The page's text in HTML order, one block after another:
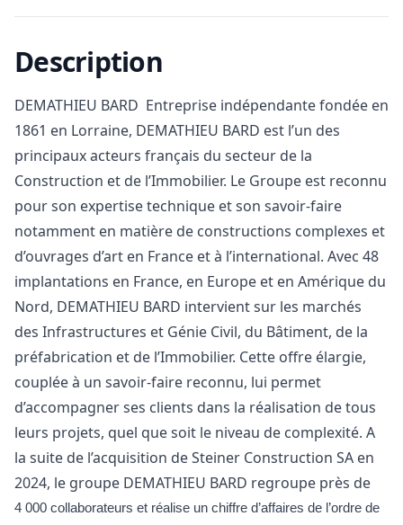
Description
DEMATHIEU BARD Entreprise indépendante fondée en
1861 en Lorraine, DEMATHIEU BARD est l’un des
principaux acteurs français du secteur de la
Construction et de l’Immobilier. Le Groupe est reconnu
pour son expertise technique et son savoir-faire
notamment en matière de constructions complexes et
d’ouvrages d’art en France et à l’international. Avec 48
implantations en France, en Europe et en Amérique du
Nord, DEMATHIEU BARD intervient sur les marchés
des Infrastructures et Génie Civil, du Bâtiment, de la
préfabrication et de l’Immobilier. Cette offre élargie,
couplée à un savoir-faire reconnu, lui permet
d’accompagner ses clients dans la réalisation de tous
leurs projets, quel que soit le niveau de complexité. A
la suite de l’acquisition de Steiner Construction SA en
2024, le groupe DEMATHIEU BARD regroupe près de
4 000 collaborateurs et réalise un chiffre d’affaires de l’ordre de